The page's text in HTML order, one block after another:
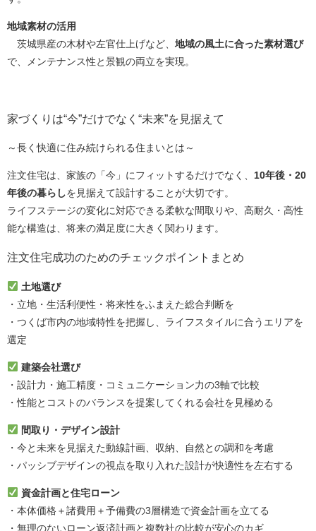
地域素材の活用
茨城県産の木材や左官仕上げなど、 地域の風土に合った素材選び
で、メンテナンス性と景観の両立を実現。
家づくりは“今”だけでなく“未来”を見据えて
～長く快適に住み続けられる住まいとは～
注文住宅は、家族の「今」にフィットするだけでなく、 10年後・20
年後の暮らしを見据えて設計することが大切です。
ライフステージの変化に対応できる柔軟な間取りや、高耐久・高性
能な構造は、将来の満足度に大きく関わります。
注文住宅成功のためのチェックポイントまとめ
土地選び
・立地・生活利便性・将来性をふまえた総合判断を
・つくば市内の地域特性を把握し、ライフスタイルに合うエリアを
選定
建築会社選び
・設計力・施工精度・コミュニケーション力の3軸で比較
・性能とコストのバランスを提案してくれる会社を見極める
間取り・デザイン設計
・今と未来を見据えた動線計画、収納、自然との調和を考慮
・パッシブデザインの視点を取り入れた設計が快適性を左右する
資金計画と住宅ローン
・本体価格＋諸費用＋予備費の3層構造で資金計画を立てる
・無理のないローン返済計画と複数社の比較が安心のカギ